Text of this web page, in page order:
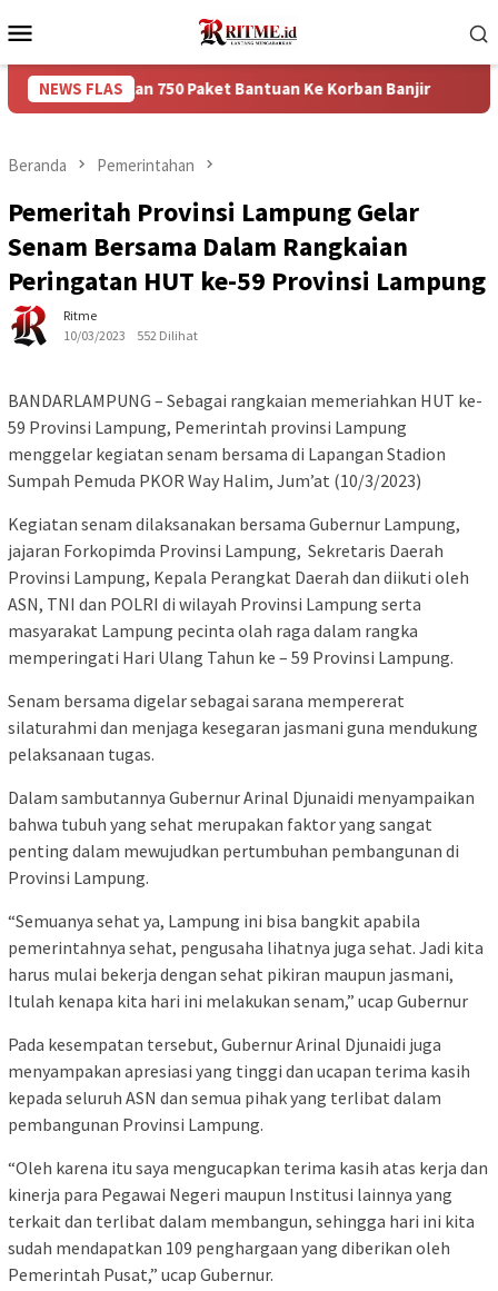
ke
Mobile
NEWS FLAS
750 Paket Bantuan Ke Korban Banjir Puncak
Beranda Pemerintahan
Pemeritah Provinsi Lampung Gelar
Senam Bersama Dalam Rangkaian
Peringatan HUT ke-59 Provinsi Lampung
Ritme
10/03/2023
552 Dilihat
BANDARLAMPUNG – Sebagai rangkaian memeriahkan HUT ke-
59 Provinsi Lampung, Pemerintah provinsi Lampung
menggelar kegiatan senam bersama di Lapangan Stadion
Sumpah Pemuda PKOR Way Halim, Jum’at (10/3/2023)
Kegiatan senam dilaksanakan bersama Gubernur Lampung,
jajaran Forkopimda Provinsi Lampung, Sekretaris Daerah
Provinsi Lampung, Kepala Perangkat Daerah dan diikuti oleh
ASN, TNI dan POLRI di wilayah Provinsi Lampung serta
masyarakat Lampung pecinta olah raga dalam rangka
memperingati Hari Ulang Tahun ke – 59 Provinsi Lampung.
Senam bersama digelar sebagai sarana mempererat
silaturahmi dan menjaga kesegaran jasmani guna mendukung
pelaksanaan tugas.
Dalam sambutannya Gubernur Arinal Djunaidi menyampaikan
bahwa tubuh yang sehat merupakan faktor yang sangat
penting dalam mewujudkan pertumbuhan pembangunan di
Provinsi Lampung.
“Semuanya sehat ya, Lampung ini bisa bangkit apabila
pemerintahnya sehat, pengusaha lihatnya juga sehat. Jadi kita
harus mulai bekerja dengan sehat pikiran maupun jasmani,
Itulah kenapa kita hari ini melakukan senam,” ucap Gubernur
Pada kesempatan tersebut, Gubernur Arinal Djunaidi juga
menyampakan apresiasi yang tinggi dan ucapan terima kasih
kepada seluruh ASN dan semua pihak yang terlibat dalam
pembangunan Provinsi Lampung.
“Oleh karena itu saya mengucapkan terima kasih atas kerja dan
kinerja para Pegawai Negeri maupun Institusi lainnya yang
terkait dan terlibat dalam membangun, sehingga hari ini kita
sudah mendapatkan 109 penghargaan yang diberikan oleh
Pemerintah Pusat,” ucap Gubernur.